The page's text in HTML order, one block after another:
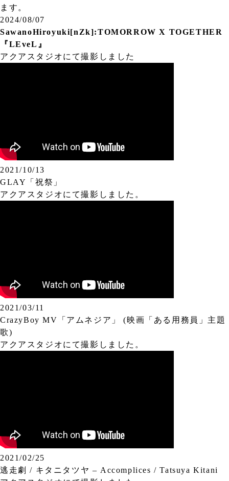
ます。
2024/08/07
SawanoHiroyuki[nZk]:TOMORROW X TOGETHER
『LEveL』
アクアスタジオにて撮影しました
2021/10/13
GLAY「祝祭」
アクアスタジオにて撮影しました。
2021/03/11
CrazyBoy MV「アムネジア」 (映画「ある用務員」主題
歌)
アクアスタジオにて撮影しました。
2021/02/25
逃走劇 / キタニタツヤ – Accomplices / Tatsuya Kitani